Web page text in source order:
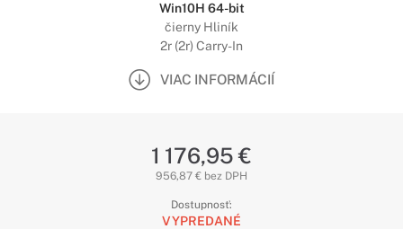
Win10H 64-bit
čierny Hliník
2r (2r) Carry-In
VIAC INFORMÁCIÍ
1 176,95 €
956,87 € bez DPH
Dostupnosť:
VYPREDANÉ